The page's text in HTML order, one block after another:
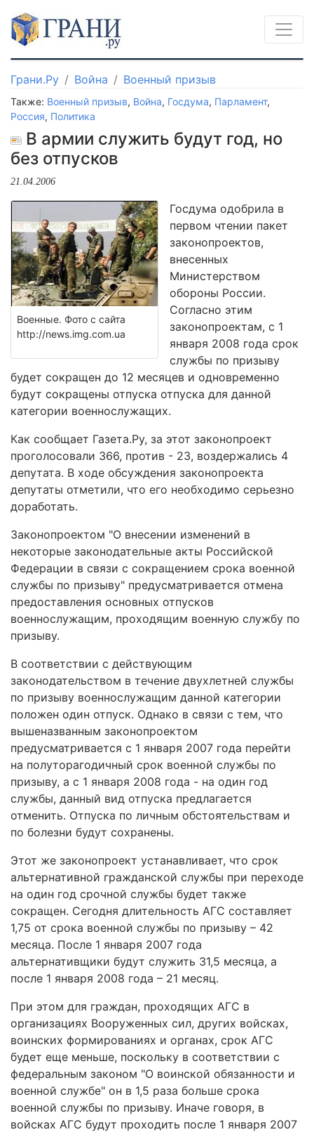
Грани.Ру Война Военный призыв
Также: Военный призыв, Война, Госдума, Парламент,
Россия, Политика
В армии служить будут год, но
без отпусков
21.04.2006
Военные. Фото с сайта
http://news.img.com.ua
Госдума одобрила в
первом чтении пакет
законопроектов,
внесенных
Министерством
обороны России.
Согласно этим
законопроектам, с 1
января 2008 года срок
службы по призыву
будет сокращен до 12 месяцев и одновременно
будут сокращены отпуска отпуска для данной
категории военнослужащих.
Как сообщает Газета.Ру, за этот законопроект
проголосовали 366, против - 23, воздержались 4
депутата. В ходе обсуждения законопроекта
депутаты отметили, что его необходимо серьезно
доработать.
Законопроектом "О внесении изменений в
некоторые законодательные акты Российской
Федерации в связи с сокращением срока военной
службы по призыву" предусматривается отмена
предоставления основных отпусков
военнослужащим, проходящим военную службу по
призыву.
В соответствии с действующим
законодательством в течение двухлетней службы
по призыву военнослужащим данной категории
положен один отпуск. Однако в связи с тем, что
вышеназванным законопроектом
предусматривается с 1 января 2007 года перейти
на полуторагодичный срок военной службы по
призыву, а с 1 января 2008 года - на один год
службы, данный вид отпуска предлагается
отменить. Отпуска по личным обстоятельствам и
по болезни будут сохранены.
Этот же законопроект устанавливает, что срок
альтернативной гражданской службы при переходе
на один год срочной службы будет также
сокращен. Сегодня длительность АГС составляет
1,75 от срока военной службы по призыву – 42
месяца. После 1 января 2007 года
альтернативщики будут служить 31,5 месяца, а
после 1 января 2008 года – 21 месяц.
При этом для граждан, проходящих АГС в
организациях Вооруженных сил, других войсках,
воинских формированиях и органах, срок АГС
будет еще меньше, поскольку в соответствии с
федеральным законом "О воинской обязанности и
военной службе" он в 1,5 раза больше срока
военной службы по призыву. Иначе говоря, в
войсках АГС будут проходить после 1 января 2007